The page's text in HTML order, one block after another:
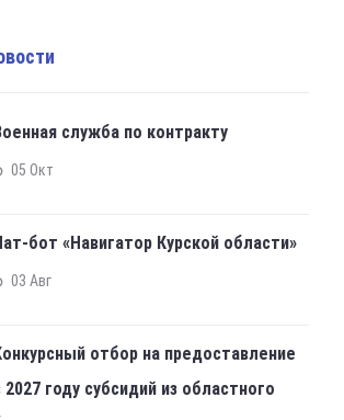
служба по контракту
05 Окт
бот «Навигатор Курской области»
03 Авг
отбор на предоставление
2027 году субсидий из областного